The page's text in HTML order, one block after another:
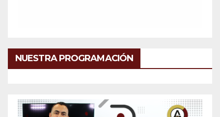
NUESTRA PROGRAMACIÓN